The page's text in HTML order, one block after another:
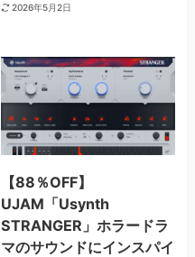
2026年5月2日
【88％OFF】
UJAM「Usynth
STRANGER」ホラードラ
マのサウンドにインスパイ